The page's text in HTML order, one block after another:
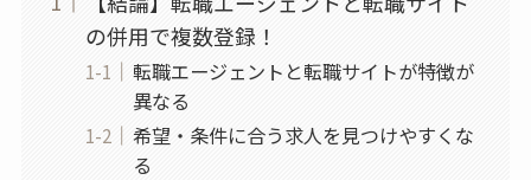
の併用で複数登録！
転職エージェントと転職サイトが特徴が
異なる
希望・条件に合う求人を見つけやすくな
る